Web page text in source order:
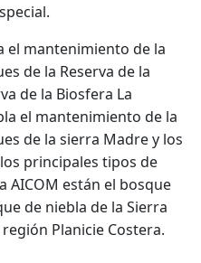
el mantenimiento de la
de la Reserva de la
de la Biosfera La
el mantenimiento de la
de la sierra Madre y los
principales tipos de
AICOM están el bosque
de niebla de la Sierra
Planicie Costera.